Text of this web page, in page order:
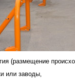
(размещение
или заводы,